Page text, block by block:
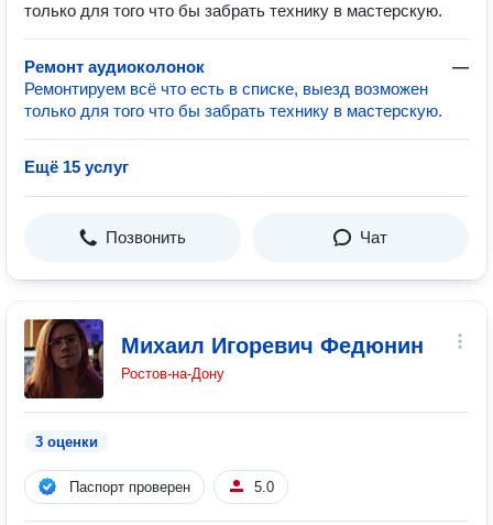
только для того что бы забрать технику в мастерскую.
Ремонт аудиоколонок
—
Ремонтируем всё что есть в списке, выезд возможен
только для того что бы забрать технику в мастерскую.
Ещё 15 услуг
Позвонить Чат
Михаил Игоревич Федюнин
Ростов-на-Дону
3 оценки
Паспорт проверен 5.0